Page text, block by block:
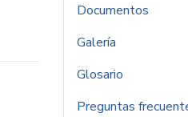
Documentos
Galería
Glosario
Preguntas